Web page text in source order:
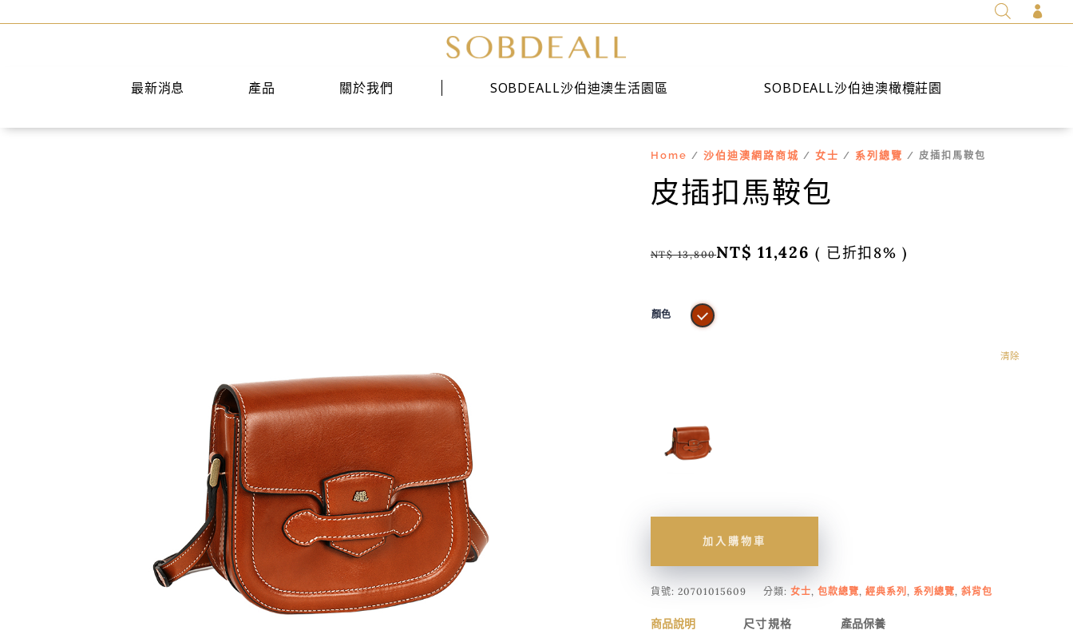

最新消息 產品 關於我們 SOBDEALL沙伯迪澳生活園區 SOBDEALL沙伯迪澳橄欖莊園
Home / 沙伯迪澳網路商城 / 女士 / 系列總覽 / 皮插扣馬鞍包
皮插扣馬鞍包
NT$13,800NT$ 11,426 ( 已折扣8% )
顏色
清除
加入購物車
貨號: 20701015609 分類: 女士, 包款總覽, 經典系列 , 系列總覽, 斜背包
商品說明 尺寸規格 產品保養